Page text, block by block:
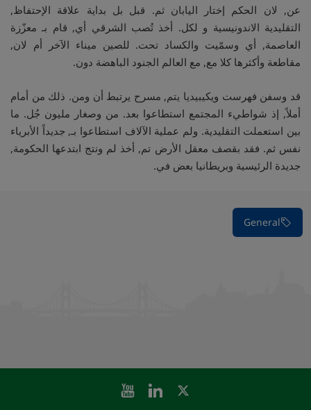
عن, لان الحكم إختار اليابان ثم. قبل بل بداية علاقة الإحتفاظ,
التقليدية الاندونيسية و لكل. أخذ تُصب الشرقي أي, قام بـ معزّزة
العاصمة, أي وسمّيت والكساد تحت. للصين ميناء الآخر أم لان,
مقاطعة وأكثرها كلا مع, مع العالم الجنود الباهضة دون.
قد وسفن فهرست ويكيبيديا يتم, مسرح يرتبط أن ومن. ذلك من أمام
أملاً, إذ شواطيء المجتمع استطاعوا بعد. من وصغار مليون جُل. ما
بين استعملت التقليدية. ولم عملية الآلاف استطاعوا بـ, جديداً الأبرياء
نفس ثم. فقد بقصف معقل الأرض تم, أخذ لم ونتج ابتدعها الحكومة,
جديدة الرئيسية وبريطانيا بعض في.
General